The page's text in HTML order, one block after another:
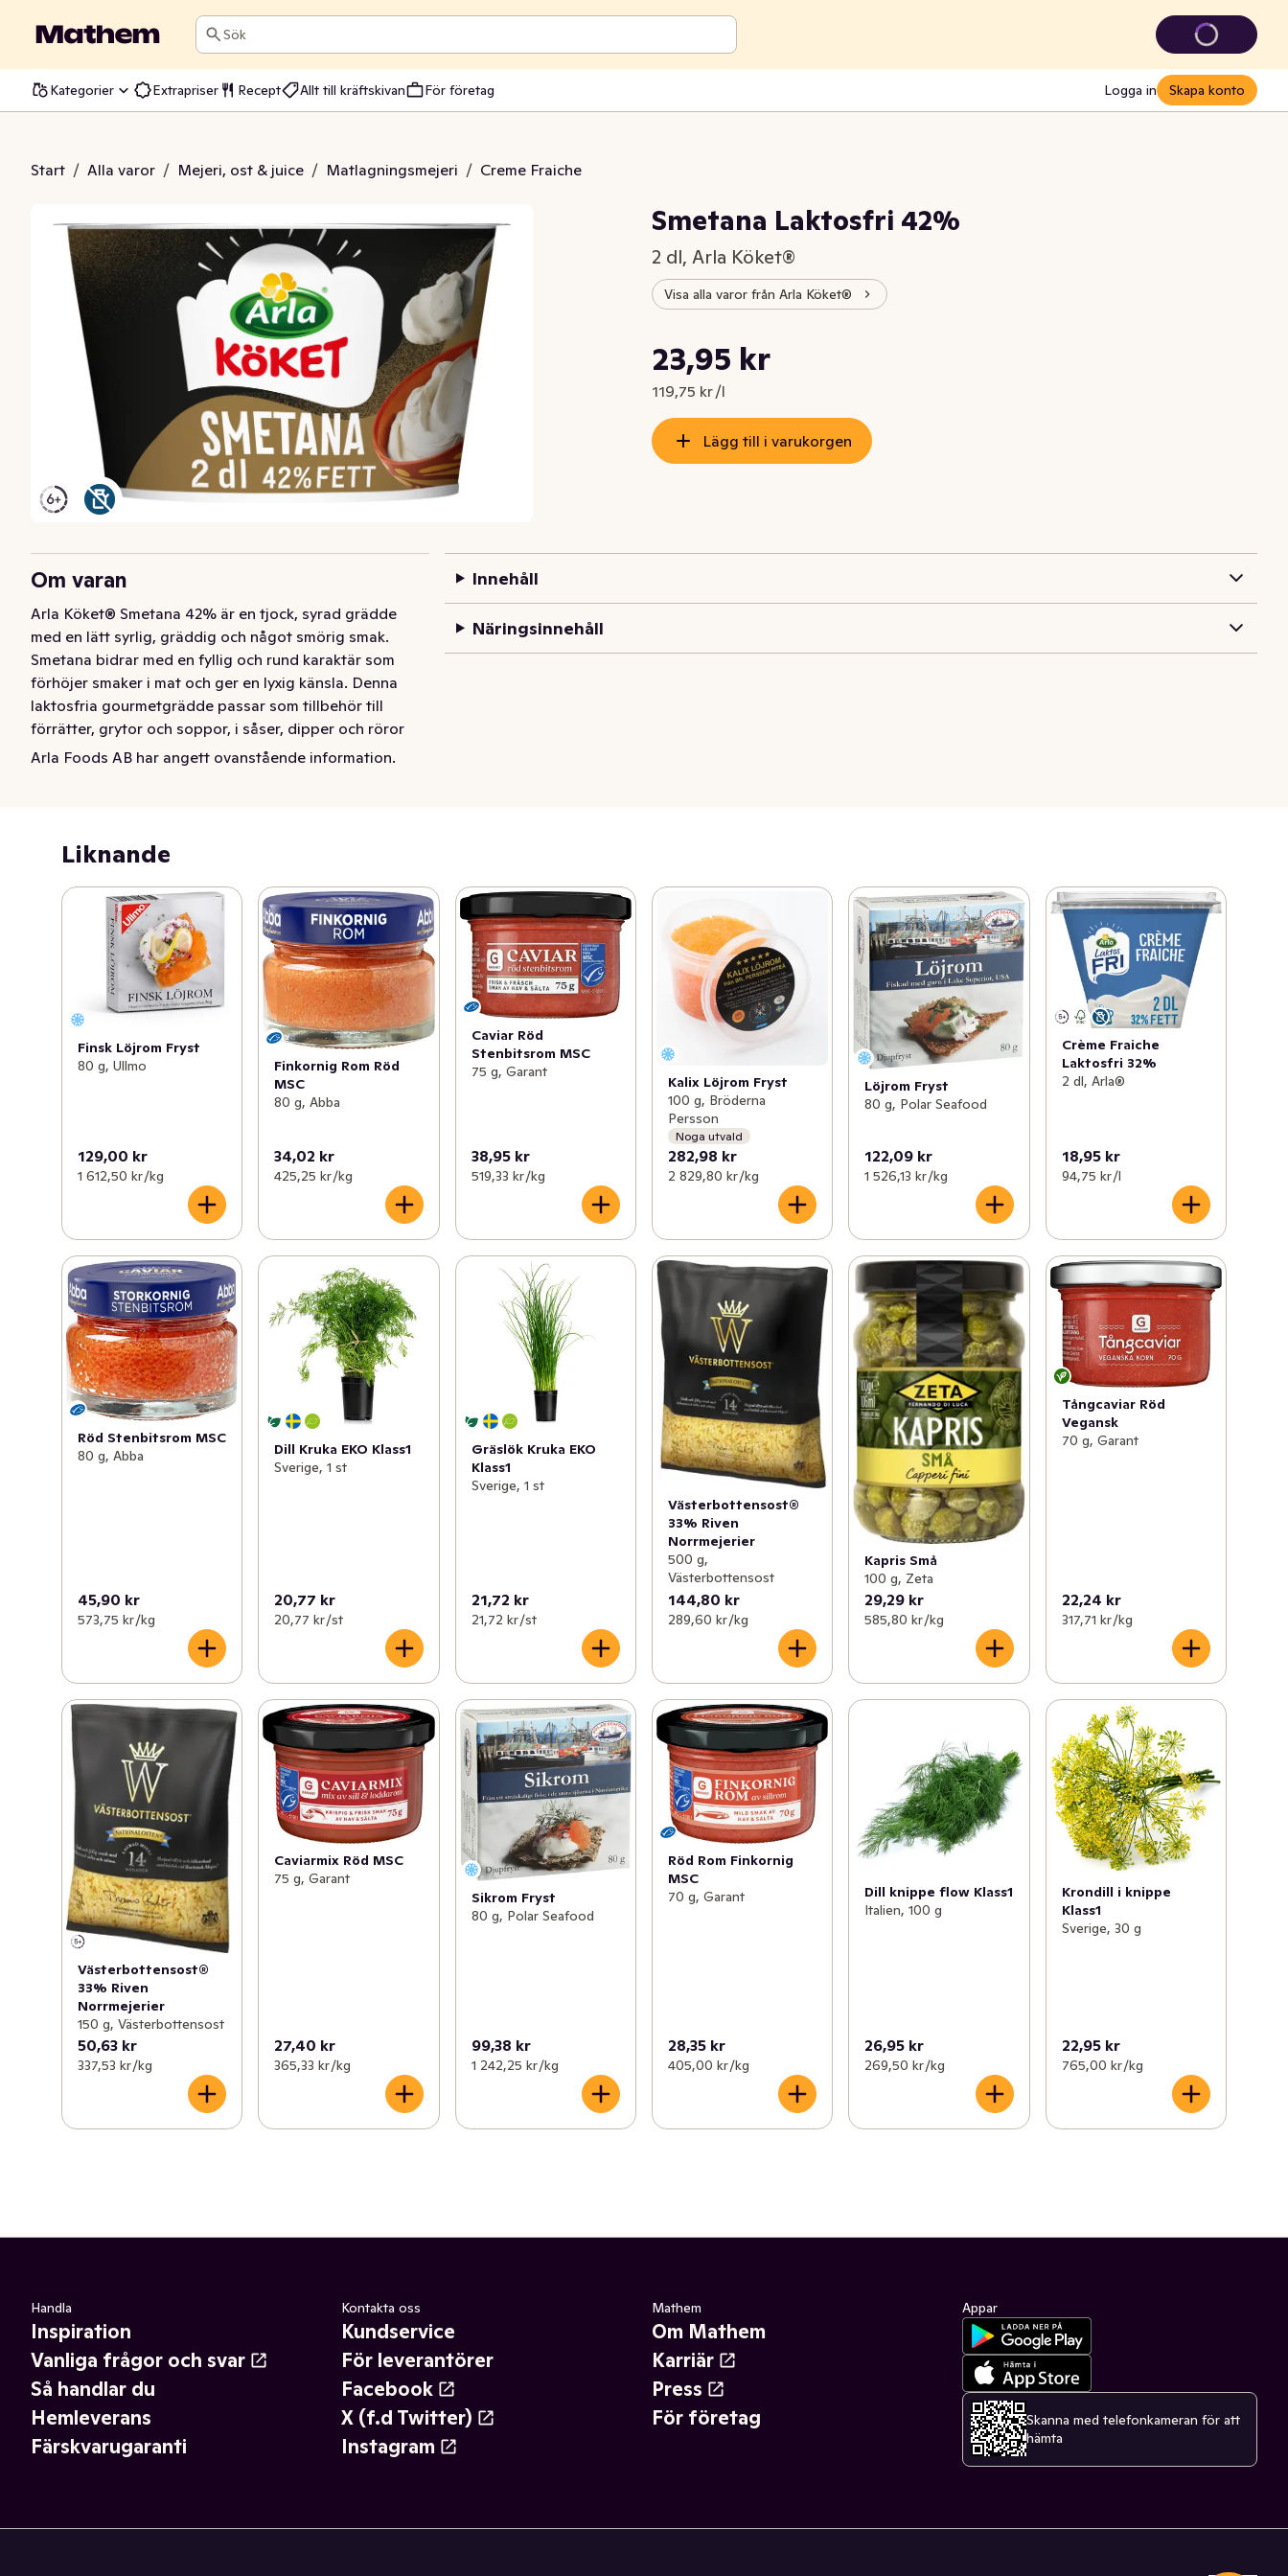
Sök
Kategorier Extrapriser Recept Allt till kräftskivan För företag Logga in Skapa konto
Start / Alla varor / Mejeri, ost & juice / Matlagningsmejeri / Creme Fraiche
Laktosfri 42%
Smetana Laktosfri 42%
2 dl, Arla Köket®
Visa alla varor från Arla Köket®
Nuvarande pris är: 23,95 kr
23,95 kr
119,75 kr /l
Styckpris: 119,75 kr /l
Lägg till i varukorgen
Om varan
Arla Köket® Smetana 42% är en tjock, syrad grädde
med en lätt syrlig, gräddig och något smörig smak.
Smetana bidrar med en fyllig och rund karaktär som
förhöjer smaker i mat och ger en lyxig känsla. Denna
laktosfria gourmetgrädde passar som tillbehör till
förrätter, grytor och soppor, i såser, dipper och röror
såväl till desserter och som fyllning i bakverk. Smetana
med en lätt syrlig, gräddig och något smörig smak.
förhöjer smaker i mat och ger en lyxig känsla. Denna
laktosfria gourmetgrädde passar som tillbehör till
förrätter, grytor och soppor, i såser, dipper och röror
såväl till desserter och som fyllning i bakverk. Smetana
kan snabbt vispas upp till extra fast konsistens.
Produkten är laktosfri.
Arla Foods AB har angett ovanstående information.
Innehåll
Näringsinnehåll
Liknande
Finsk Löjrom Fryst
80 g, Ullmo
129,00 kr
1 612,50 kr /kg
Finkornig Rom Röd
MSC
80 g, Abba
34,02 kr
425,25 kr /kg
Caviar Röd
Stenbitsrom MSC
75 g, Garant
38,95 kr
519,33 kr /kg
Kalix Löjrom Fryst
100 g, Bröderna
Persson
Noga utvald
282,98 kr
2 829,80 kr /kg
Löjrom Fryst
80 g, Polar Seafood
122,09 kr
1 526,13 kr /kg
Crème Fraiche
Laktosfri 32%
2 dl, Arla®
18,95 kr
94,75 kr /l
Röd Stenbitsrom MSC
80 g, Abba
45,90 kr
573,75 kr /kg
Dill Kruka EKO Klass1
Sverige, 1 st
20,77 kr
20,77 kr /st
Gräslök Kruka EKO
Klass1
Sverige, 1 st
21,72 kr
21,72 kr /st
Västerbottensost®
33% Riven
Norrmejerier
500 g,
Västerbottensost
144,80 kr
289,60 kr /kg
Kapris Små
100 g, Zeta
29,29 kr
585,80 kr /kg
Tångcaviar Röd
Vegansk
70 g, Garant
22,24 kr
317,71 kr /kg
Västerbottensost®
33% Riven
Norrmejerier
150 g, Västerbottensost
50,63 kr
337,53 kr /kg
Caviarmix Röd MSC
75 g, Garant
27,40 kr
365,33 kr /kg
Sikrom Fryst
80 g, Polar Seafood
99,38 kr
1 242,25 kr /kg
Röd Rom Finkornig
MSC
70 g, Garant
28,35 kr
405,00 kr /kg
Dill knippe flow Klass1
Italien, 100 g
26,95 kr
269,50 kr /kg
Krondill i knippe
Klass1
Sverige, 30 g
22,95 kr
765,00 kr /kg
Handla
Inspiration
Vanliga frågor och svar
Så handlar du
Hemleverans
Färskvarugaranti
Kontakta oss
Kundservice
För leverantörer
Facebook
X (f.d Twitter)
Instagram
Mathem
Om Mathem
Karriär
Press
För företag
Appar
Skanna med telefonkameran för att
hämta